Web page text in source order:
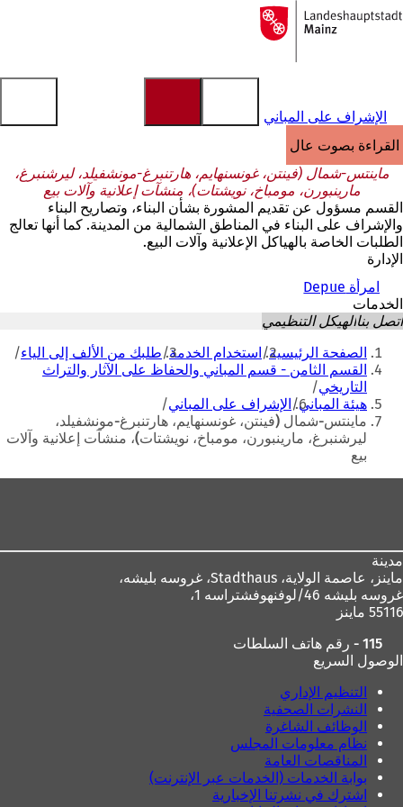
الانتقال إلى المحتوى
إلى
الصفحة
الإشراف على المباني
القراءة بصوت عالٍ
ماينتس-شمال (فينتن، غونسنهايم، هارتنبرغ-مونشفيلد، ليرشنبرغ،
مارينبورن، مومباخ، نويشتات)، منشآت إعلانية وآلات بيع
القسم مسؤول عن تقديم المشورة بشأن البناء، وتصاريح البناء
والإشراف على البناء في المناطق الشمالية من المدينة. كما أنها تعالج
الطلبات الخاصة بالهياكل الإعلانية وآلات البيع.
الإدارة
امرأة Depue
الخدمات
اتصل بناالهيكل التنظيمي
أنت
هنا
الصفحة الرئيسية استخدام الخدمة طلبك من الألف إلى الياء
القسم الثامن - قسم المباني والحفاظ على الآثار والتراث
التاريخي
هيئة المباني الإشراف على المباني
ماينتس-شمال (فينتن، غونسنهايم، هارتنبرغ-مونشفيلد،
ليرشنبرغ، مارينبورن، مومباخ، نويشتات)، منشآت إعلانية وآلات
بيع
مدينة
ماينز، عاصمة الولاية،
غروسه بليشه 46/لوفنهوفشتراسه 1،
55116 ماينز
115 - رقم هاتف السلطات
الوصول السريع
التنظيم الإداري
النشرات الصحفية
الوظائف الشاغرة
نظام معلومات المجلس
المناقصات العامة
بوابة الخدمات (الخدمات عبر الإنترنت)
اشترك في نشرتنا الإخبارية